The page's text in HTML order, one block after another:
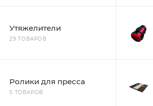
Утяжелители
29 ТОВАРОВ
Ролики для пресса
5 ТОВАРОВ